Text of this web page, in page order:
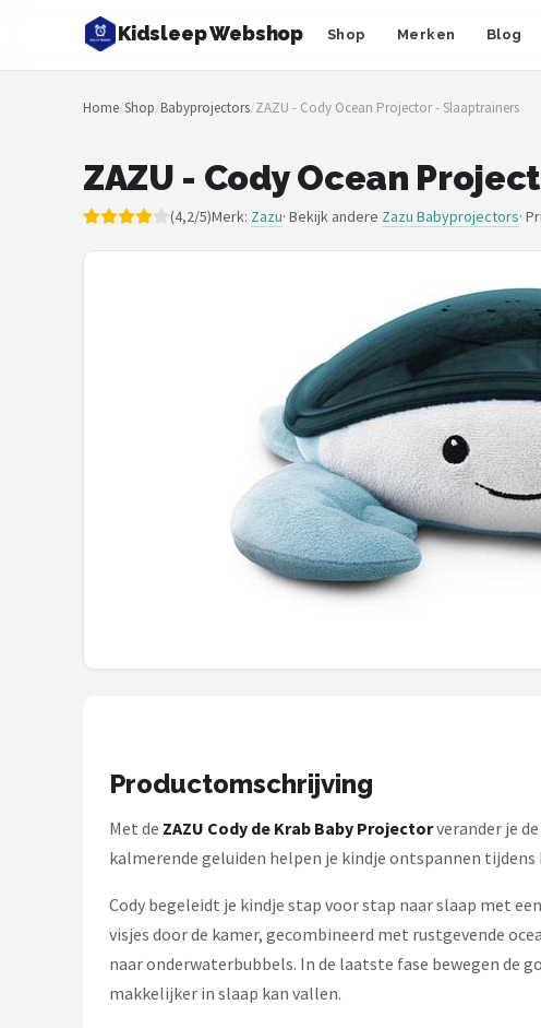
Kidsleep Webshop Shop Merken Blog
Zoeken
NAVIGATIE
Merken
Aigostar
Flow Amsterdam
Decopatent
Home/Shop/Babyprojectors/ZAZU - Cody Ocean Projector - Slaaptrainers
ZAZU - Cody Ocean
(4,2/5)Merk: Zazu· Bekijk andere Zazu Babyprojectors·
Productomschrijving
Met de ZAZU Cody de Krab Baby Projectorverander je
kalmerende geluiden helpen je kindje ontspannen
Cody begeleidt je kindje stap voor stap naar slaap met
visjes door de kamer, gecombineerd met rustgevende
naar onderwaterbubbels. In de laatste fase bewegen de
makkelijker in slaap kan vallen.